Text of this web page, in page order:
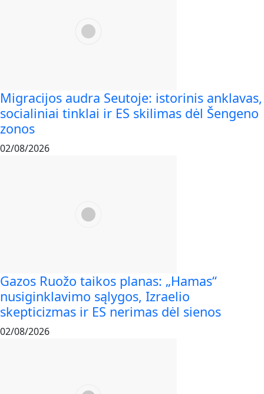
Migracijos audra Seutoje: istorinis anklavas,
socialiniai tinklai ir ES skilimas dėl Šengeno
zonos
02/08/2026
Gazos Ruožo taikos planas: „Hamas“
nusiginklavimo sąlygos, Izraelio
skepticizmas ir ES nerimas dėl sienos
02/08/2026